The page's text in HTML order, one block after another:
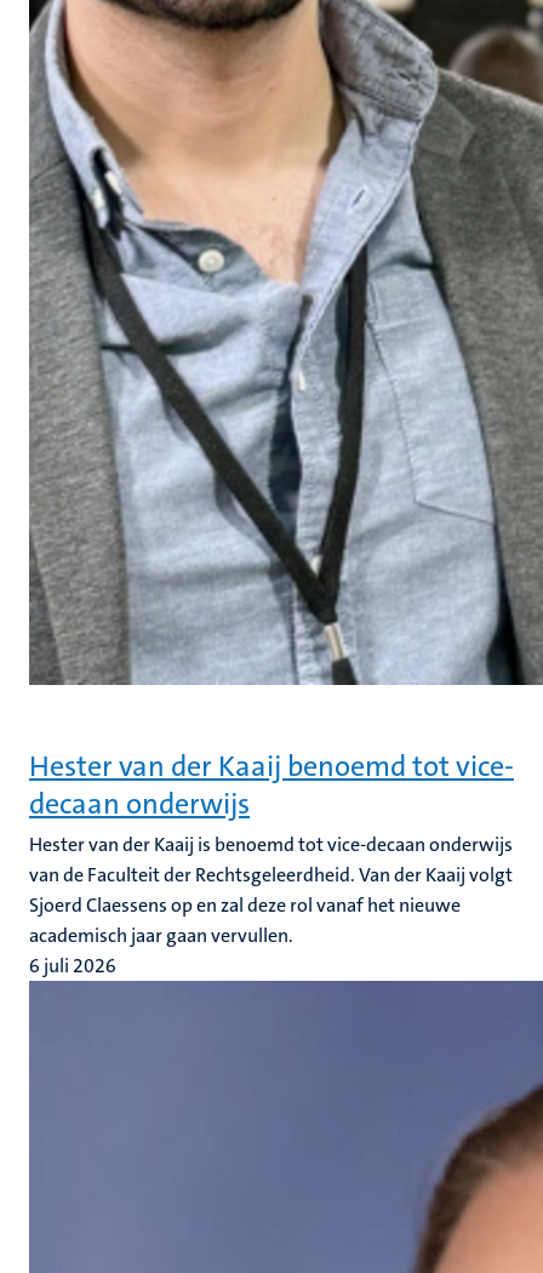
Hester van der Kaaij benoemd tot vice-
decaan onderwijs
Hester van der Kaaij is benoemd tot vice-decaan onderwijs
van de Faculteit der Rechtsgeleerdheid. Van der Kaaij volgt
Sjoerd Claessens op en zal deze rol vanaf het nieuwe
academisch jaar gaan vervullen.
6 juli 2026